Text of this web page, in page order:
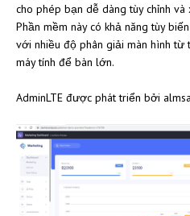
cho phép bạn dễ dàng tùy chỉnh
Phần mềm này có khả năng tùy
với nhiều độ phân giải màn hình từ
máy tính để bàn lớn.
AdminLTE được phát triển bởi